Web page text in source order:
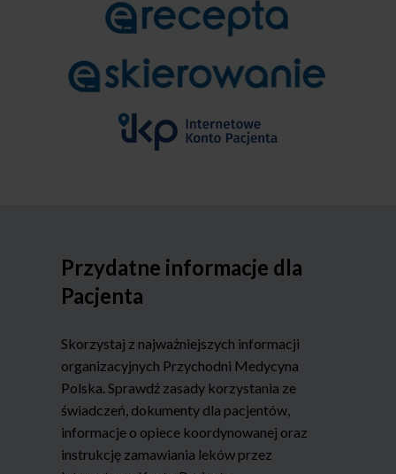
Przydatne informacje dla
Pacjenta
Skorzystaj z najważniejszych informacji
organizacyjnych Przychodni Medycyna
Polska. Sprawdź zasady korzystania ze
świadczeń, dokumenty dla pacjentów,
informacje o opiece koordynowanej oraz
instrukcję zamawiania leków przez